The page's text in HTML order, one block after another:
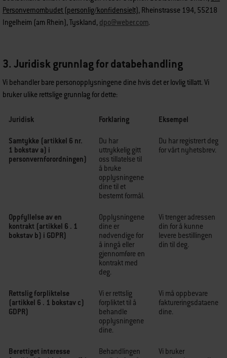
Personvernombudet (personlig/konfidensielt), Rheinstrasse 194, 55218
Ingelheim (am Rhein), Tyskland, dpo@weber.com.
3. Juridisk grunnlag for databehandling
Vi behandler bare personopplysningene dine hvis det er lovlig tillatt. Vi
bruker ulike rettslige grunnlag for dette:
Juridisk Forklaring Eksempel
Samtykke (artikkel 6 nr.
1 bokstav a) i
personvernforordningen)
Du har
uttrykkelig gitt
oss tillatelse til
å bruke
opplysningene
dine til et
bestemt formål.
Du har registrert deg
for vårt nyhetsbrev.
Oppfyllelse av en
kontrakt (artikkel 6 . 1
bokstav b) i GDPR)
Opplysningene
dine er
nødvendige for
å inngå eller
gjennomføre en
kontrakt med
deg.
Vi trenger adressen
din for å kunne
levere bestillingen
din til deg.
Rettslig forpliktelse
(artikkel 6 . 1 bokstav c)
GDPR)
Vi er rettslig
forpliktet til å
behandle
opplysningene
dine.
Vi må oppbevare
faktureringsdataene
dine.
Berettiget interesse
Behandlingen
Vi bruker